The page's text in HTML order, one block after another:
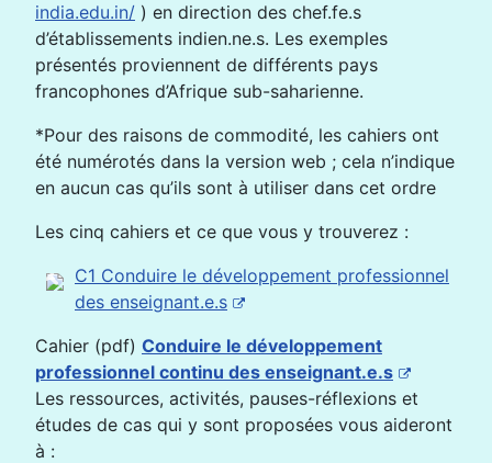
india.edu.in/ ) en direction des chef.fe.s
d’établissements indien.ne.s. Les exemples
présentés proviennent de différents pays
francophones d’Afrique sub-saharienne.
*Pour des raisons de commodité, les cahiers ont
été numérotés dans la version web ; cela n’indique
en aucun cas qu’ils sont à utiliser dans cet ordre
Les cinq cahiers et ce que vous y trouverez :
C1 Conduire le développement professionnel
des enseignant.e.s
Cahier (pdf) Conduire le développement
professionnel continu des enseignant.e.s
Les ressources, activités, pauses-réflexions et
études de cas qui y sont proposées vous aideront
à :